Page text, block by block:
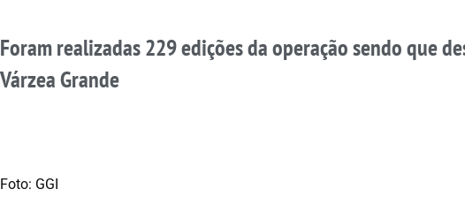
Foram realizadas 229 edições da operação sendo que
Várzea Grande
Foto: GGI